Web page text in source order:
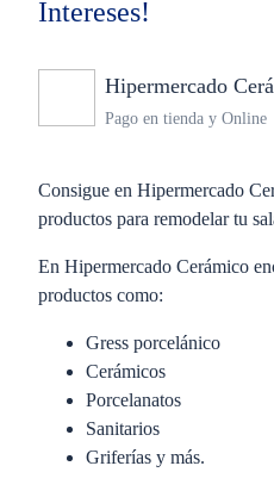
Intereses!
Hipermercado
Pago en tienda y Online
Consigue en Hipermercado
productos para remodelar tu
En Hipermercado Cerámico
productos como:
Gress porcelánico
Cerámicos
Porcelanatos
Sanitarios
Griferías y más.